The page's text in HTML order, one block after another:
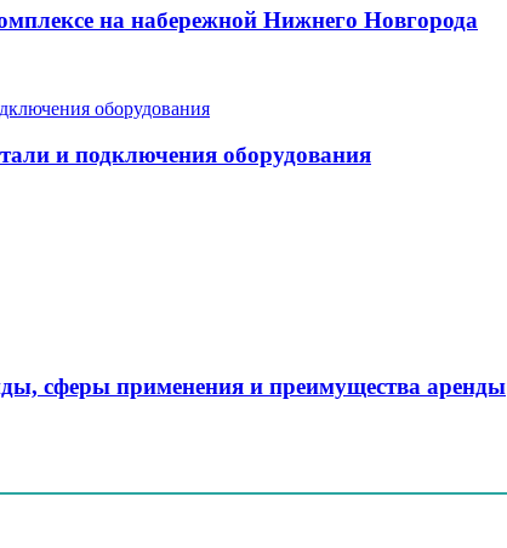
на набережной Нижнего Новгорода
и подключения оборудования
сферы применения и преимущества аренды